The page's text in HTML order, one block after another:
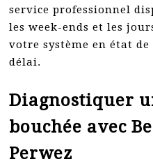
service professionnel
les week-ends et les
votre système en état
délai.
Diagnostiquer
bouchée avec
Perwez